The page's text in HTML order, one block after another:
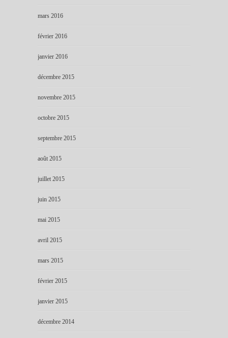
mars 2016
février 2016
janvier 2016
décembre 2015
novembre 2015
octobre 2015
septembre 2015
août 2015
juillet 2015
juin 2015
mai 2015
avril 2015
mars 2015
février 2015
janvier 2015
décembre 2014